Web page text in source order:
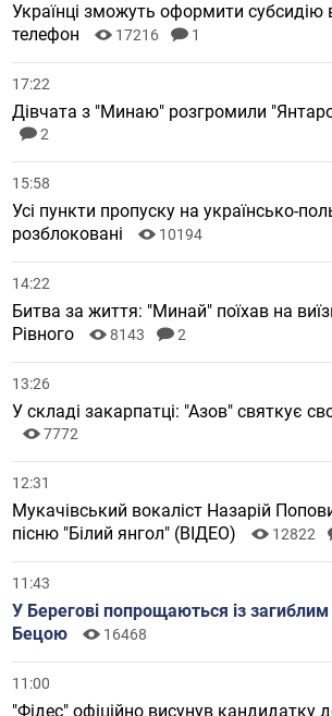
Українці зможуть оформити субсидію
телефон
17216 1
17:22
Дівчата з "Минаю" розгромили
2
15:58
Усі пункти пропуску на українсько-
розблоковані
10194
14:22
Битва за життя: "Минай" поїхав на
Рівного
8143 2
13:26
У складі закарпатці: "Азов" святкує
7772
12:31
Мукачівський вокаліст Назарій
пісню "Білий янгол" (ВІДЕО)
12822
11:43
У Берегові попрощаються із
Бецою
16468
11:00
"Фідес" офіційно висунув кандидатку